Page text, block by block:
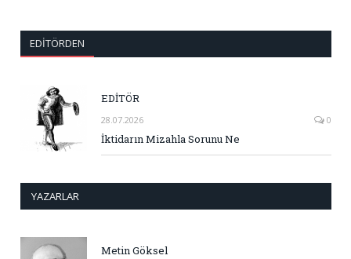
EDITÖRDEN
EDİTÖR
28.07.2026 0
İktidarın Mizahla Sorunu Ne
YAZARLAR
Metin Göksel